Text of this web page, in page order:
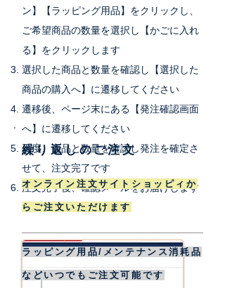
ン】【ラッピング用品】をクリックし、
ご希望商品の数量を選択し【かごに入れ
る】をクリックします
選択した商品と数量を確認し【選択した
商品の購入へ】に遷移してください
遷移後、ページ末にある【発注確認画面
へ】に遷移してください
再度、商品と数量を確認し発注を確定さ
せて、注文完了です
​注文完了後、確認メールをお届けします
繰り返しのご注文
オンライン注文サイトショッピィか
らご注文いただけます
​ラッピング用品/メンテナンス消耗品
などいつでもご注文可能です